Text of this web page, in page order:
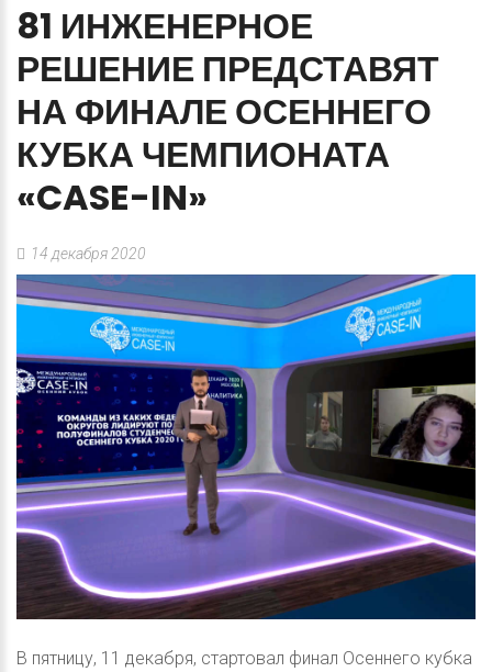
81 ИНЖЕНЕРНОЕ
РЕШЕНИЕ ПРЕДСТАВЯТ
НА ФИНАЛЕ ОСЕННЕГО
КУБКА ЧЕМПИОНАТА
«CASE-IN»
14 декабря 2020
В пятницу, 11 декабря, стартовал финал Осеннего кубка